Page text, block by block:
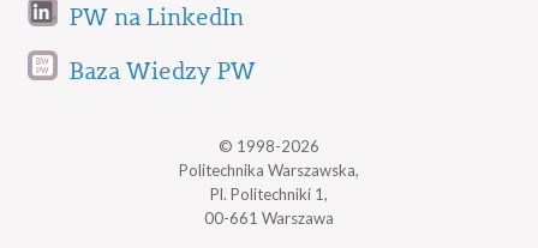
PW na LinkedIn
Baza Wiedzy PW
© 1998-2026
Politechnika Warszawska,
Pl. Politechniki 1,
00-661 Warszawa